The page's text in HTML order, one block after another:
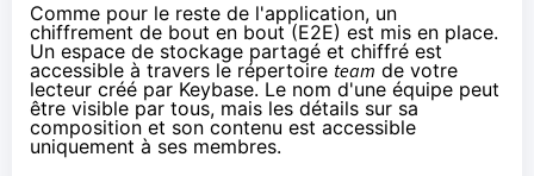
Comme pour le reste de l'application, un
chiffrement de bout en bout (E2E) est mis en place.
Un espace de stockage partagé et chiffré est
accessible à travers le répertoire team de votre
lecteur créé par Keybase. Le nom d'une équipe peut
être visible par tous, mais les détails sur sa
composition et son contenu est accessible
uniquement à ses membres.